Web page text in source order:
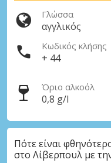
Γλώσσα
αγγλικός
Κωδικός κλήσης
+ 44
Όριο αλκοόλ
0,8 g/l
Πότε είναι
στο Λίβερπουλ με